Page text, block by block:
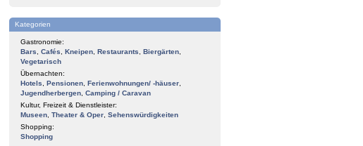
Kategorien
Gastronomie:
Bars
Cafés Kneipen Restaurants Biergärten
Vegetarisch
Übernachten:
Hotels
Pensionen Ferienwohnungen/ -häuser
Jugendherbergen Camping / Caravan
Kultur, Freizeit & Dienstleister:
Museen Theater & Oper Sehenswürdigkeiten
Shopping:
Shopping